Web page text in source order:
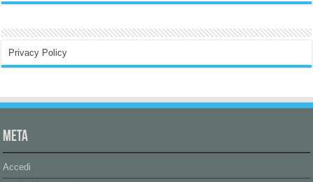
Privacy Policy
Meta
Accedi